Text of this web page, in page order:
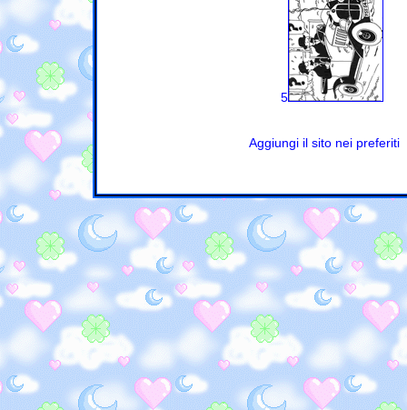
5
Aggiungi il sito nei preferiti